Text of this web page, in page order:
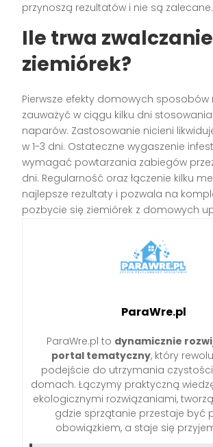
przynoszą rezultatów i nie są zalecane.
Ile trwa zwalczanie
ziemiórek?
Pierwsze efekty domowych sposobów
zauważyć w ciągu kilku dni stosowania
naparów. Zastosowanie nicieni
w 1-3 dni. Ostateczne wygaszenie
wymagać powtarzania zabiegów
dni. Regularność oraz łączenie kilku
najlepsze rezultaty i pozwala na
pozbycie się ziemiórek z domowych
ParaWre.pl
ParaWre.pl to dynamicznie
portal tematyczny, który
podejście do utrzymania
domach. Łączymy praktyczną
ekologicznymi rozwiązaniami,
gdzie sprzątanie przestaje być
obowiązkiem, a staje się